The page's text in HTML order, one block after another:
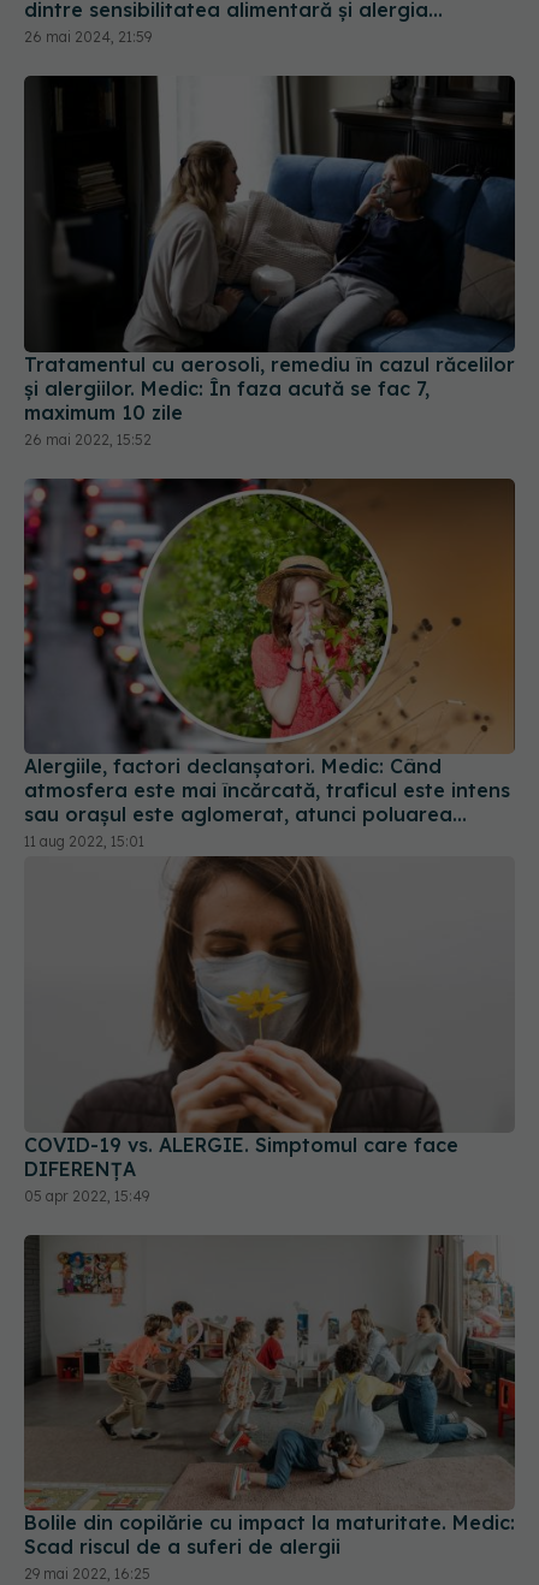
dintre sensibilitatea alimentară și alergia
alimentară
26 mai 2024, 21:59
Tratamentul cu aerosoli, remediu în cazul răcelilor
și alergiilor. Medic: În faza acută se fac 7,
maximum 10 zile
26 mai 2022, 15:52
Alergiile, factori declanșatori. Medic: Când
atmosfera este mai încărcată, traficul este intens
sau oraşul este aglomerat, atunci poluarea
chimică poate să le agraveze
11 aug 2022, 15:01
COVID-19 vs. ALERGIE. Simptomul care face
DIFERENȚA
05 apr 2022, 15:49
Bolile din copilărie cu impact la maturitate. Medic:
Scad riscul de a suferi de alergii
29 mai 2022, 16:25